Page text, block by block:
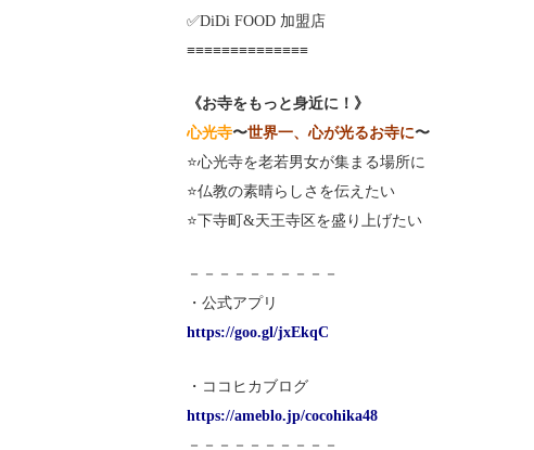
✅DiDi FOOD 加盟店
≡≡≡≡≡≡≡≡≡≡≡≡≡≡
《お寺をもっと身近に！》
心光寺〜世界一、心が光るお寺に〜
⭐️心光寺を老若男女が集まる場所に
⭐️仏教の素晴らしさを伝えたい
⭐️下寺町&天王寺区を盛り上げたい
－－－－－－－－－－
・公式アプリ
https://goo.gl/jxEkqC
・ココヒカブログ
https://ameblo.jp/cocohika48
－－－－－－－－－－